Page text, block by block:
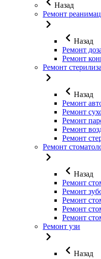
Назад
Ремонт
Назад
Ремонт
Ремонт
Ремонт
Назад
Ремонт
Ремонт
Ремонт
Ремонт
Ремонт
Ремонт
Назад
Ремонт
Ремонт
Ремонт
Ремонт
Ремонт
Ремонт узи
Назад